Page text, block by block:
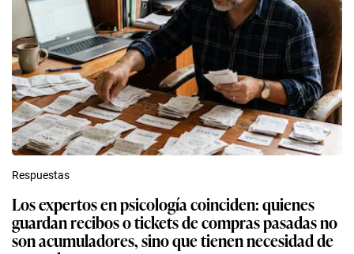
Respuestas
Los expertos en psicología coinciden: quienes
guardan recibos o tickets de compras pasadas no
son acumuladores, sino que tienen necesidad de